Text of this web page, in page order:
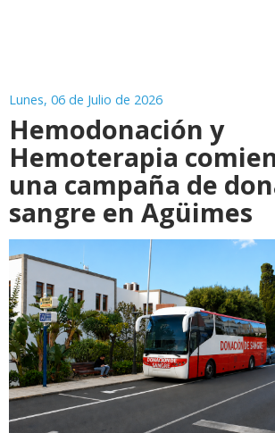
Lunes, 06 de Julio de 2026
Hemodonación y
Hemoterapia
una campaña de
sangre en Agüimes